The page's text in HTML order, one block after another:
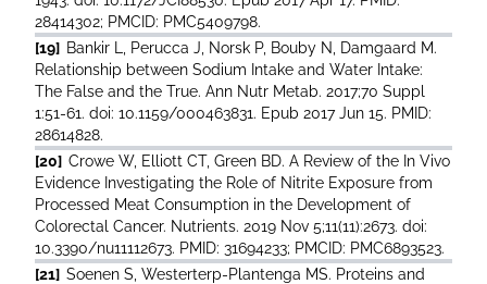
28414302; PMCID: PMC5409798.
[19] Bankir L, Perucca J, Norsk P, Bouby N, Damgaard M.
Relationship between Sodium Intake and Water Intake:
The False and the True. Ann Nutr Metab. 2017;70 Suppl
1:51-61. doi: 10.1159/000463831. Epub 2017 Jun 15. PMID:
28614828.
[20] Crowe W, Elliott CT, Green BD. A Review of the In Vivo
Evidence Investigating the Role of Nitrite Exposure from
Processed Meat Consumption in the Development of
Colorectal Cancer. Nutrients. 2019 Nov 5;11(11):2673. doi:
10.3390/nu11112673. PMID: 31694233; PMCID: PMC6893523.
[21] Soenen S, Westerterp-Plantenga MS. Proteins and